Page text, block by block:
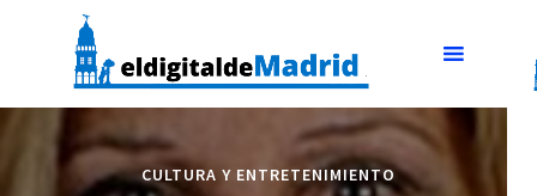
CULTURA Y ENTRETENIMIENTO